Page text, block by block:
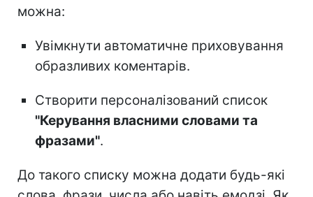
можна:
Увімкнути автоматичне приховування
образливих коментарів.
Створити персоналізований список
"Керування власними словами та
фразами".
До такого списку можна додати будь-які